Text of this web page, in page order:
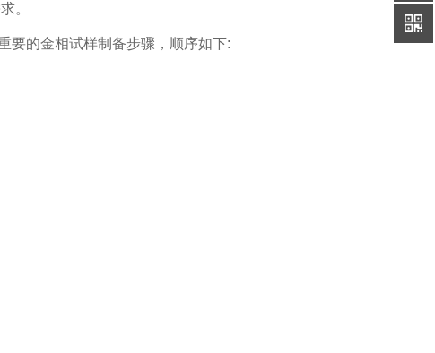
。
要的金相试样制备步骤，顺序如下: